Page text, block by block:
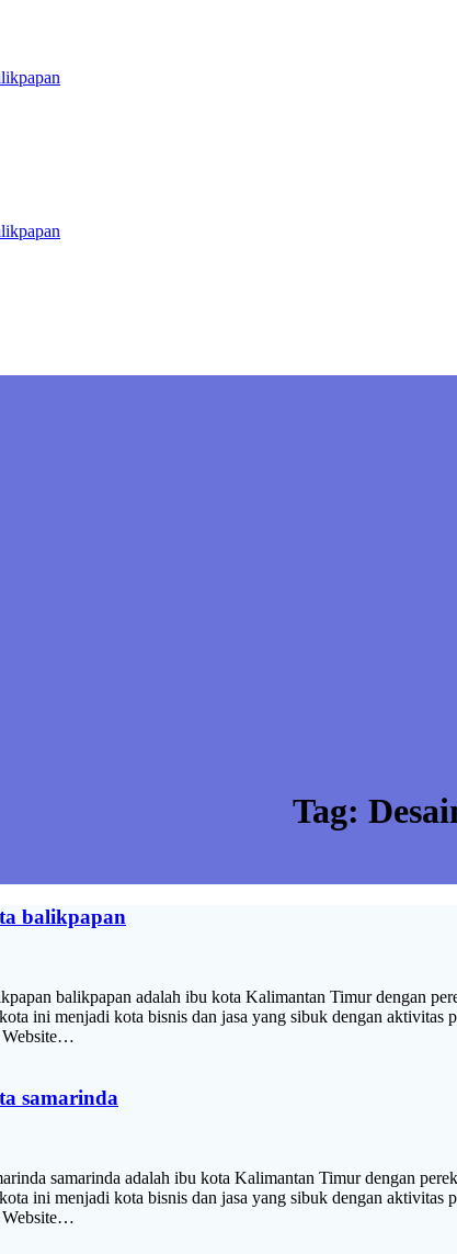
Tag:
balikpapan
balikpapan adalah ibu kota Kalimantan Timur dengan
ini menjadi kota bisnis dan jasa yang sibuk dengan
samarinda
samarinda adalah ibu kota Kalimantan Timur dengan
ini menjadi kota bisnis dan jasa yang sibuk dengan